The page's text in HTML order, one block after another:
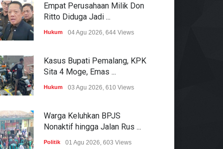
Empat Perusahaan Milik Don
Ritto Diduga Jadi ...
Hukum 04 Agu 2026, 644 Views
Kasus Bupati Pemalang, KPK
Sita 4 Moge, Emas ...
Hukum 03 Agu 2026, 610 Views
Warga Keluhkan BPJS
Nonaktif hingga Jalan Rus ...
Politik 01 Agu 2026, 603 Views